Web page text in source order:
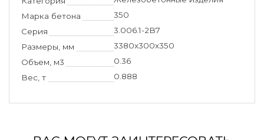
Марка бетона
350
Серия
3.006.1-2В7
Размеры, мм
3380x300x350
Объем, м3
0.36
Вес, т
0.888